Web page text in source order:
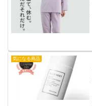
気になる商品